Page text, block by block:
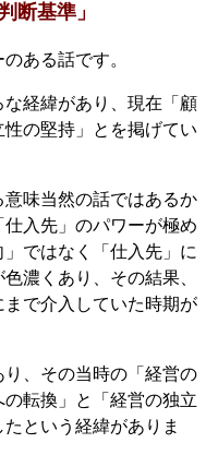
断基準」
ある話です。
経緯があり、現在「顧
の堅持」とを掲げてい
意味当然の話ではあるか
入先」のパワーが極め
ではなく「仕入先」に
濃くあり、その結果、
で介入していた時期が
、その当時の「経営の
転換」と「経営の独立
という経緯がありま